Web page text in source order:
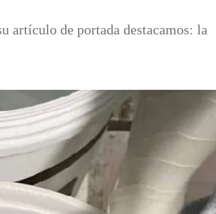
artículo de portada destacamos: la